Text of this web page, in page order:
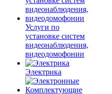
Услуги по
установке систем
видеонаблюдения,
видеодомофонии
Электрика